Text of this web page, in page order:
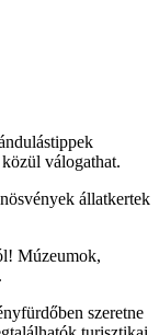
válogathat.
állatkertek
Múzeumok,
szeretne